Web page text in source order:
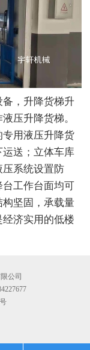
，升降货梯升
压升降货梯。
用液压升降货
送；立体车库
系统设置防
工作台面均可
坚固，承载量
济实用的低楼
公司